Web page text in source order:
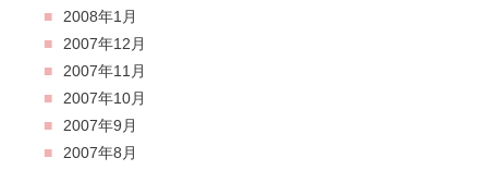
2008年1月
2007年12月
2007年11月
2007年10月
2007年9月
2007年8月